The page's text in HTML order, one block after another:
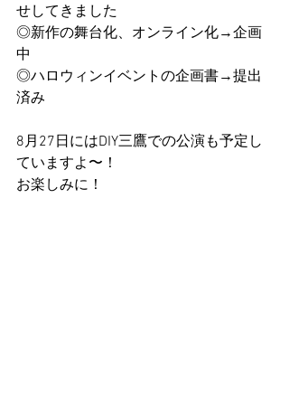
せしてきました
◎新作の舞台化、オンライン化→企画
中
◎ハロウィンイベントの企画書→提出
済み
8月27日にはDIY三鷹での公演も予定し
ていますよ〜！
お楽しみに！